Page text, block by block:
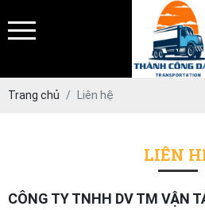
Trang chủ Liên hệ
LIÊN
CÔNG TY TNHH DV TM VẬN